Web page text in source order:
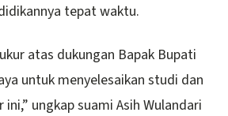
tepat waktu.
atas dukungan Bapak Bupati
untuk menyelesaikan studi dan
ungkap suami Asih Wulandari